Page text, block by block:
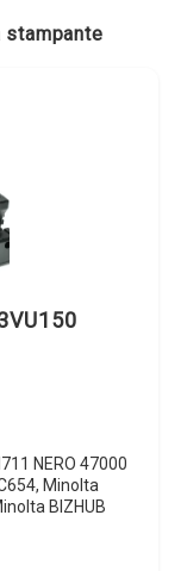
NERO 47000
Minolta
BIZHUB